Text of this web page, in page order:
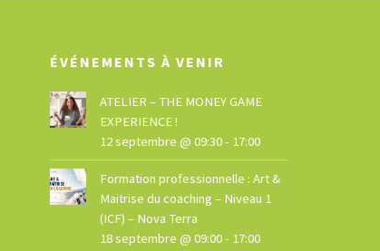
ÉVÉNEMENTS À VENIR
ATELIER – THE MONEY GAME
EXPERIENCE !
12 septembre @ 09:30- 17:00
Formation professionnelle : Art &
Maitrise du coaching – Niveau 1
(ICF) – Nova Terra
18 septembre @ 09:00- 17:00